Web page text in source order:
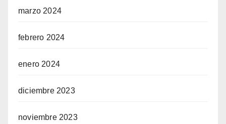
marzo 2024
febrero 2024
enero 2024
diciembre 2023
noviembre 2023